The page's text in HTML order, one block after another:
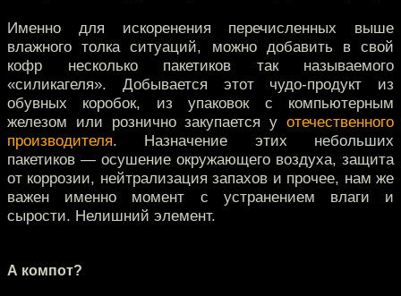
Именно для искоренения перечисленных выше
влажного толка ситуаций, можно добавить в свой
кофр несколько пакетиков так называемого
«силикагеля». Добывается этот чудо-продукт из
обувных коробок, из упаковок с компьютерным
железом или рознично закупается у отечественного
производителя. Назначение этих небольших
пакетиков — осушение окружающего воздуха, защита
от коррозии, нейтрализация запахов и прочее, нам же
важен именно момент с устранением влаги и
сырости. Нелишний элемент.
А компот?